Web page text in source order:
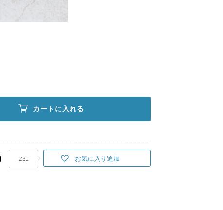
カートに入れる
231 お気に入り追加